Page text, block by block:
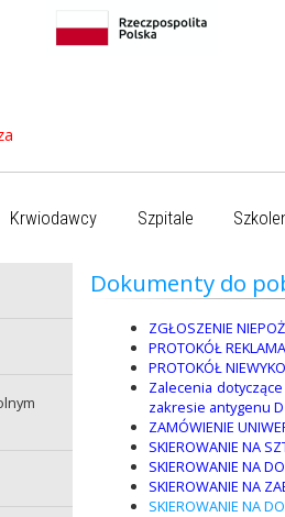
Krwiodawcy Szpitale
Dokumenty do
ZGŁOSZENIE
PROTOKÓŁ
PROTOKÓŁ
Zalecenia
zakresie antygenu
ZAMÓWIENIE
SKIEROWANIE NA
SKIEROWANIE NA
SKIEROWANIE NA
SKIEROWANIE NA